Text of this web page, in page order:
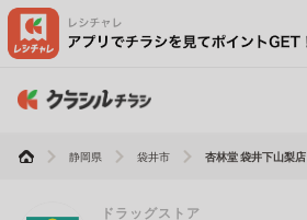
静岡県 袋井市 杏林堂 袋井下山梨店
ドラッグストア